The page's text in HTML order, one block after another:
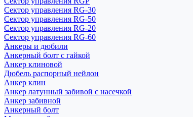
Сектор управления RG-30
Сектор управления RG-50
Сектор управления RG-20
Сектор управления RG-60
Анкеры и дюбили
Анкерный болт с гайкой
Анкер клиновой
Дюбель распорный нейлон
Анкер клин
Анкер латунный забивой с насечкой
Анкер забивной
Анкерный болт